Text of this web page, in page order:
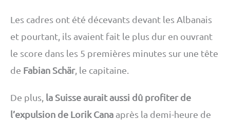
Les cadres ont été décevants devant les Albanais
et pourtant, ils avaient fait le plus dur en ouvrant
le score dans les 5 premières minutes sur une tête
de Fabian Schär, le capitaine.
De plus, la Suisse aurait aussi dû profiter de
l’expulsion de Lorik Cana après la demi-heure de